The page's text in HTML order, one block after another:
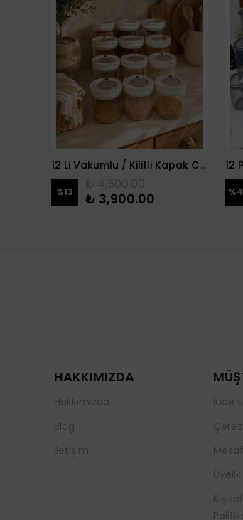
12 Li Vakumlu / Kilitli Kapak Cam Erzak Kabı / Kavanoz
%13 ₺ 3,900.00 %
HAKKIMIZDA
Hakkımızda
Blog
İletişim
İade